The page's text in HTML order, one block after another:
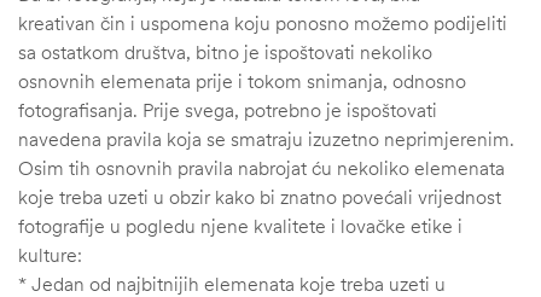
kreativan čin i uspomena koju ponosno možemo podijeliti
sa ostatkom društva, bitno je ispoštovati nekoliko
osnovnih elemenata prije i tokom snimanja, odnosno
fotografisanja. Prije svega, potrebno je ispoštovati
navedena pravila koja se smatraju izuzetno neprimjerenim.
Osim tih osnovnih pravila nabrojat ću nekoliko elemenata
koje treba uzeti u obzir kako bi znatno povećali vrijednost
fotografije u pogledu njene kvalitete i lovačke etike i
kulture:
* Jedan od najbitnijih elemenata koje treba uzeti u